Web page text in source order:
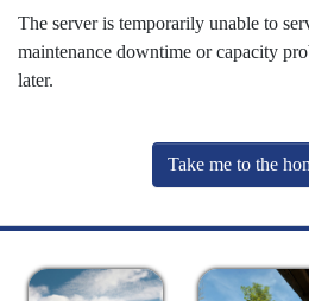
The server is temporarily unable to
maintenance downtime or capacity
later.
Take me to the